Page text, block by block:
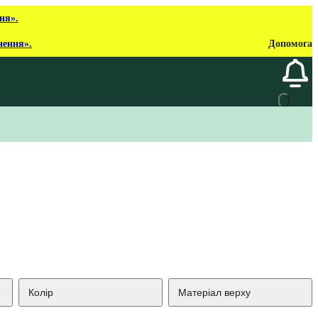
Допомога
Колір Матеріал верху